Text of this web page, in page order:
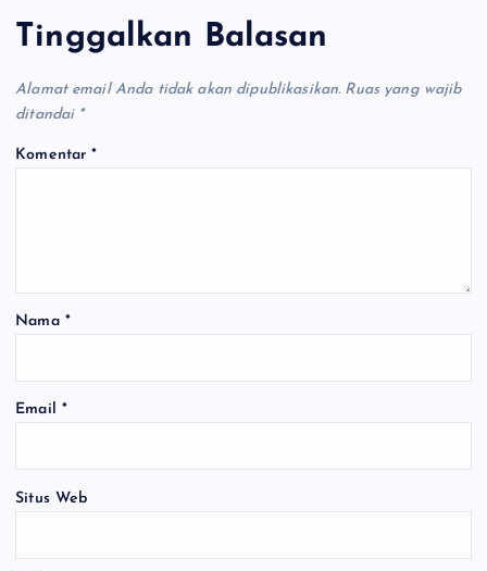
Tinggalkan Balasan
Alamat email Anda tidak akan dipublikasikan. Ruas yang wajib
ditandai *
Komentar*
Nama *
Email *
Situs Web